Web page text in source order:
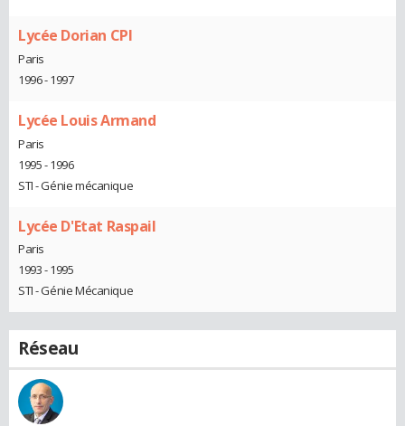
Lycée Dorian CPI
Paris
1996 - 1997
Lycée Louis Armand
Paris
1995 - 1996
STI - Génie mécanique
Lycée D'Etat Raspail
Paris
1993 - 1995
STI - Génie Mécanique
Réseau